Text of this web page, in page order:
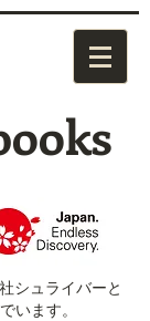
シュライバーと
います。